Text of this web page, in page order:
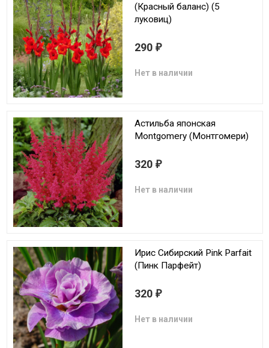
(Красный баланс) (5
луковиц)
290 ₽
Нет в наличии
Астильба японская
Montgomery (Монтгомери)
320 ₽
Нет в наличии
Ирис Сибирский Pink Parfait
(Пинк Парфейт)
320 ₽
Нет в наличии